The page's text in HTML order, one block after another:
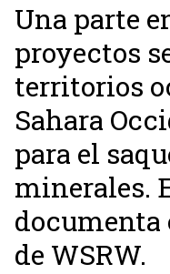
Una parte
proyectos
territorios
Sahara
para el
minerales.
documenta
de WSRW.